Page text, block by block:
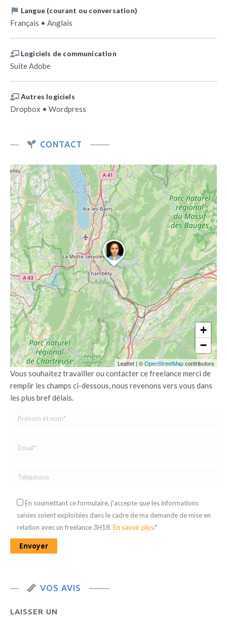
Langue (courant ou conversation)
Français • Anglais
Logiciels de communication
Suite Adobe
Autres logiciels
Dropbox • Wordpress
CONTACT
+
−
Leaflet | ©OpenStreetMapcontributors
Vous souhaitez travailler ou contacter ce freelance merci de
remplir les champs ci-dessous, nous revenons vers vous dans
les plus bref délais.
En soumettant ce formulaire, j'accepte que les informations
saisies soient exploitées dans le cadre de ma demande de mise en
relation avec un freelance 3H18. En savoir plus.*
VOS AVIS
LAISSER UN